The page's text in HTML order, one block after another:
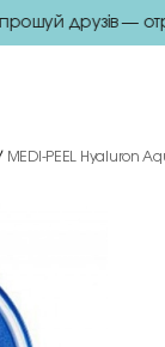
друзів —
MEDI-PEEL Hyaluron